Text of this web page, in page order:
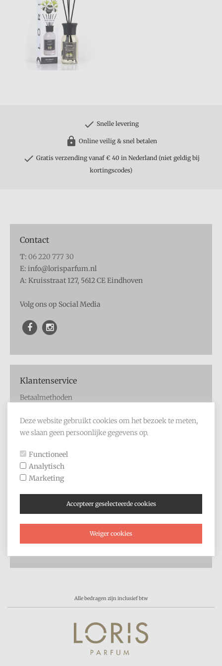
check Snelle levering
https Online veilig & snel betalen
check Gratis verzending vanaf € 40 in Nederland (niet geldig bij
kortingscodes)
Contact
T: 06 220 777 30
E: info@lorisparfum.nl
A: Kruisstraat 127, 5612 CE Eindhoven
Volg ons op Social Media
Klantenservice
Betaalmethoden
Retourmogelijkheden
Privacyverklaring
Goedkope parfum kopen
Gratis proefmonsters parfum
Loris Parfum Nederland
Alle bedragen zijn inclusief btw
Deze website gebruikt cookies om het bezoek te meten,
we slaan geen persoonlijke gegevens op.
Functioneel
Analytisch
Marketing
Accepteer geselecteerde cookies
Weiger cookies